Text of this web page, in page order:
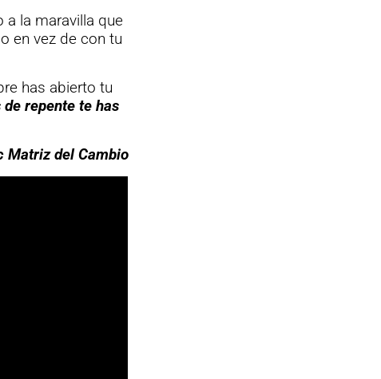
a la maravilla que
en vez de con tu
has abierto tu
de repente te has
Matriz del Cambio